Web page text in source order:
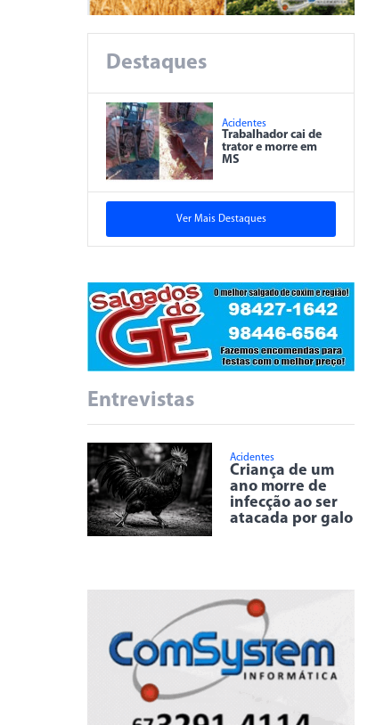
Destaques
Acidentes
Trabalhador cai de
trator e morre em
MS
Ver Mais Destaques
Entrevistas
Acidentes
Criança de um
ano morre de
infecção ao ser
atacada por galo